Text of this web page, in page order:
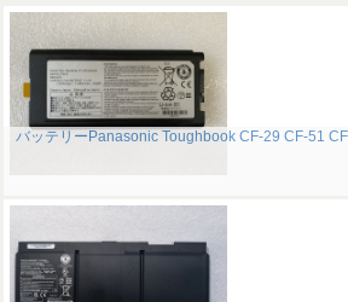
バッテリーPanasonic Toughbook CF-29 CF-51